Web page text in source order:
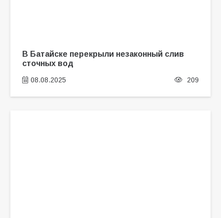
В Батайске перекрыли незаконный слив
сточных вод
08.08.2025 209